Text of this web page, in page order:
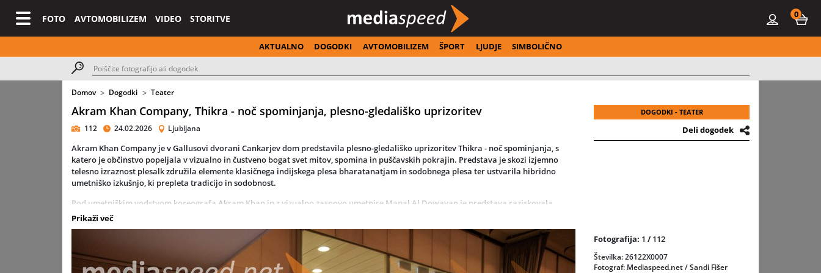
FOTO AVTOMOBILIZEM VIDEO STORITVE 0
AKTUALNO DOGODKI AVTOMOBILIZEM ŠPORT LJUDJE SIMBOLIČNO
Domov Dogodki Teater
Akram Khan Company, Thikra - noč spominjanja, plesno-gledališko uprizoritev
112 24.02.2026 Ljubljana
Akram Khan Company je v Gallusovi dvorani Cankarjev dom predstavila plesno-gledališko uprizoritevThikra - noč spominjanja, s
katero je občinstvo popeljala v vizualno in čustveno bogat svet mitov, spomina in puščavskih pokrajin. Predstava je skozi izjemno
telesno izraznost plesalk združila elemente klasičnega indijskega plesa bharatanatjam in sodobnega plesa ter ustvarila hibridno
umetniško izkušnjo, ki prepleta tradicijo in sodobnost.
Pod umetniškim vodstvom koreografa Akram Khan in z vizualno zasnovo umetnice Manal Al Dowayan je predstava raziskovala
odnos med preteklostjo, sedanjostjo in prihodnostjo ter odprla prostor razmisleka o identiteti, kulturi in skupnem spominu. Gib,
pomeni tudi simbolno zaokrožitev ustvarjalnega obdobja skupine po petindvajsetih letih
delovanja ter potrjuje vpliv Akram Khan kot enega najpomembnejših glasov sodobnega plesa, ki s svojim delom povezuje kulture,
tradicije in sodobne umetniške izraze.
Prikaži več
DOGODKI - TEATER
Deli dogodek
Fotografija: 1 /112
Številka: 26122X0007
Fotograf: Mediaspeed.net / Sandi Fišer